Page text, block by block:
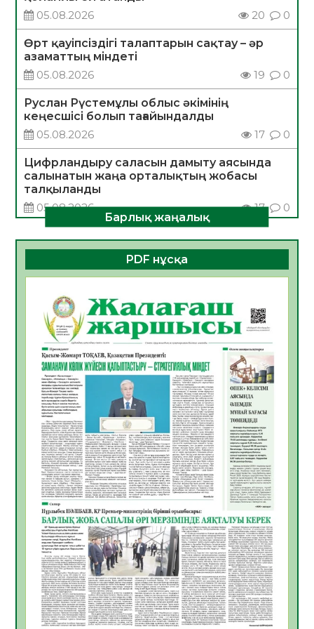
05.08.2026
20 0
Өрт қауіпсіздігі талаптарын сақтау – әр
азаматтың міндеті
05.08.2026
19 0
Руслан Рүстемұлы облыс әкімінің
кеңесшісі болып тағайындалды
05.08.2026
17 0
Цифрландыру саласын дамыту аясында
салынатын жаңа орталықтың жобасы
талқыланды
05.08.2026
17 0
құралдарының таныстырылымы өтті
05.08.2026
18 0
Қазақстандықтардың 72,3%-ы жаңа
Құрылтай үшін дауыс беруге дайын
05.08.2026
19
ӘРБІР ДАУЫС – ҚОҒАМ ДАМУЫНА
ҚОСЫЛҒАН ҮЛЕС
05.08.2026
26
ҚҰРЫЛТАЙ САЙЛАУЫ – БІРЛІК ПЕН
ЖАУАПКЕРШІЛІККЕ БАСТАЙТЫН ҚАДАМ
05.08.2026
24
Мектептен – Ұлттық ұлан сапына
04.08.2026
34
Үкіметтік емес ұйымдарға арналған
сыйлықақы конкурсына өтінім қабылдау
басталды
04.08.2026
38
Үкіметте Президенттің отандық тауарды
қолдау жөніндегі тапсырмаларының
жүзеге асырылу барысы қаралуда
Барлық жаңалық
PDF нұсқа